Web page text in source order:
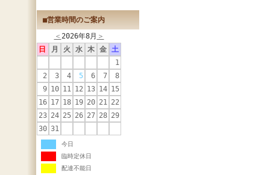
■営業時間のご案内
＜ 2026年8月 ＞
日
月 火 水 木 金 土
1
2
3 4 5 6 7
8
9 10 11 12 13 14 15
16 17 18 19 20 21 22
23 24 25 26 27 28 29
30 31
今日
臨時定休日
配達不能日